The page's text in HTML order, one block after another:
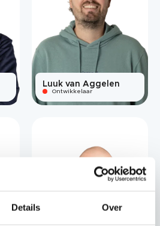
Details Over
Luuk van Aggelen
Ontwikkelaar